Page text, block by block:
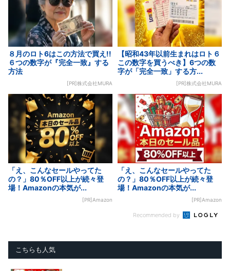
８月のロト6はこの方法で買え!!
６つの数字が『完全一致』する
方法
[PR]株式会社MURA
【昭和43年以前生まれはロト６
この数字を買うべき】6つの数
字が「完全一致」する方...
[PR]株式会社MURA
「え、こんなセールやってた
の？」80％OFF以上が続々登
場！Amazonの本気が...
[PR]Amazon
「え、こんなセールやってた
の？」80％OFF以上が続々登
場！Amazonの本気が...
[PR]Amazon
Recommended by
こちらも人気